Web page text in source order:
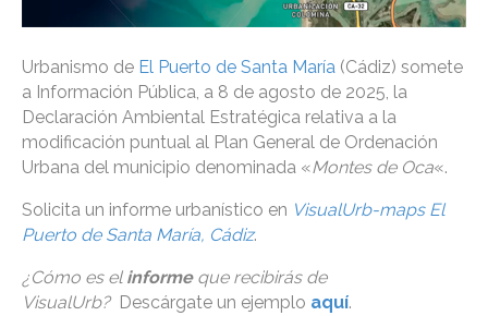
Urbanismo de El Puerto de Santa María (Cádiz) somete
a Información Pública, a 8 de agosto de 2025, la
Declaración Ambiental Estratégica relativa a la
modificación puntual al Plan General de Ordenación
Urbana del municipio denominada «Montes de Oca«.
Solicita un informe urbanístico en VisualUrb-maps El
Puerto de Santa María, Cádiz.
¿Cómo es el informe que recibirás de
VisualUrb?Descárgate un ejemplo aquí.